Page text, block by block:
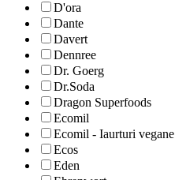
D'ora
Dante
Davert
Dennree
Dr. Goerg
Dr.Soda
Dragon Superfoods
Ecomil
Ecomil - Iaurturi vegane
Ecos
Eden